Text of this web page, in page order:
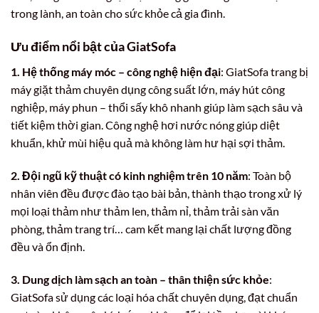
trong lành, an toàn cho sức khỏe cả gia đình.
Ưu điểm nổi bật của GiatSofa
1. Hệ thống máy móc – công nghệ hiện đại: GiatSofa trang bị
máy giặt thảm chuyên dụng công suất lớn, máy hút công
nghiệp, máy phun – thổi sấy khô nhanh giúp làm sạch sâu và
tiết kiệm thời gian. Công nghệ hơi nước nóng giúp diệt
khuẩn, khử mùi hiệu quả mà không làm hư hại sợi thảm.
2. Đội ngũ kỹ thuật có kinh nghiệm trên 10 năm: Toàn bộ
nhân viên đều được đào tạo bài bản, thành thạo trong xử lý
mọi loại thảm như thảm len, thảm nỉ, thảm trải sàn văn
phòng, thảm trang trí… cam kết mang lại chất lượng đồng
đều và ổn định.
3. Dung dịch làm sạch an toàn – thân thiện sức khỏe:
GiatSofa sử dụng các loại hóa chất chuyên dụng, đạt chuẩn